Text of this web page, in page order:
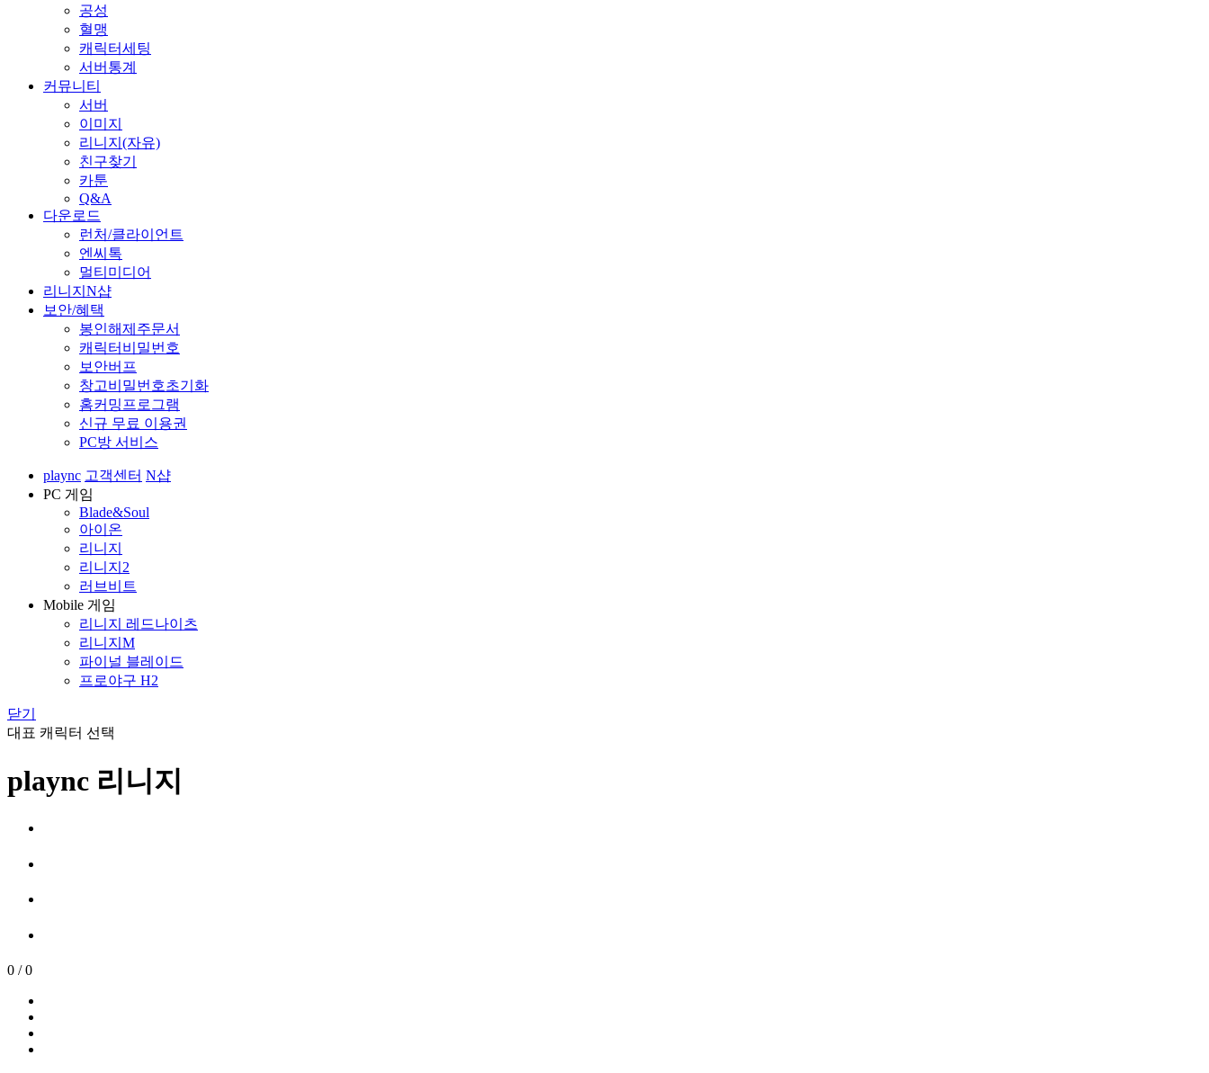
공성
혈맹
캐릭터세팅
서버통계
커뮤니티
서버
이미지
리니지(자유)
친구찾기
카툰
Q&A
다운로드
런처/클라이언트
엔씨톡
멀티미디어
리니지N샵
보안/혜택
봉인해제주문서
캐릭터비밀번호
보안버프
창고비밀번호초기화
홈커밍프로그램
신규 무료 이용권
PC방 서비스
plaync 고객센터 N샵
PC 게임
Blade&Soul
아이온
리니지
리니지2
러브비트
Mobile 게임
리니지 레드나이츠
리니지M
파이널 블레이드
프로야구 H2
닫기
대표 캐릭터 선택
plaync 리니지
0 / 0